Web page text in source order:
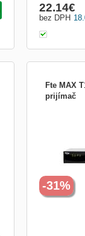
bez DPH
22.14€
Fte MAX
prijímač
viacjazyčné
výstup, 1 x
-31%